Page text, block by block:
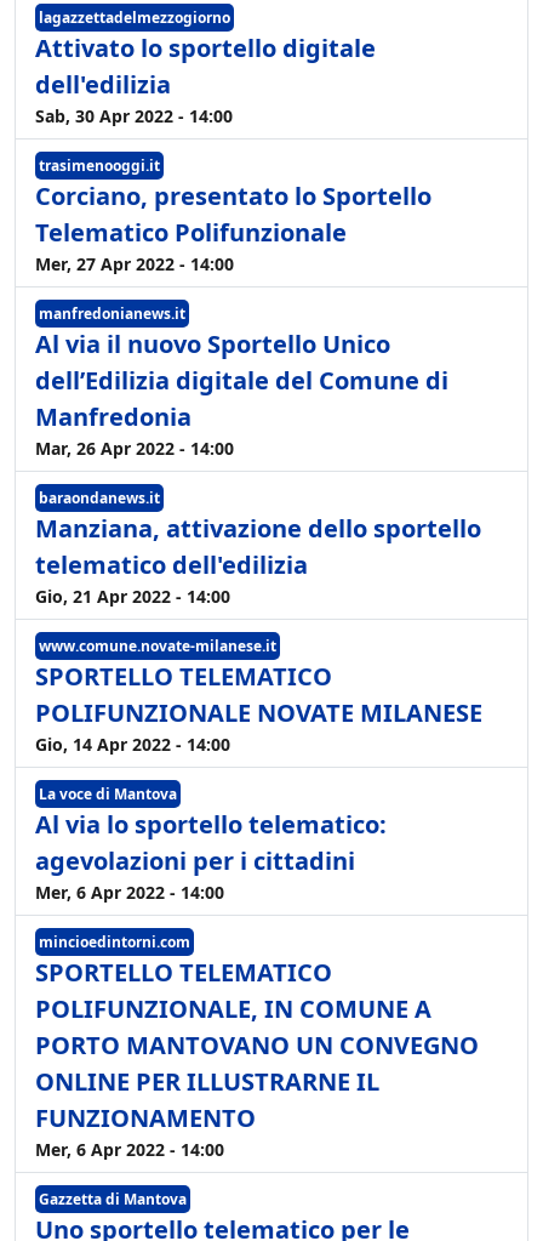
lagazzettadelmezzogiorno
Attivato lo sportello digitale
dell'edilizia
Sab, 30 Apr 2022 - 14:00
trasimenooggi.it
Corciano, presentato lo Sportello
Telematico Polifunzionale
Mer, 27 Apr 2022 - 14:00
manfredonianews.it
Al via il nuovo Sportello Unico
dell’Edilizia digitale del Comune di
Manfredonia
Mar, 26 Apr 2022 - 14:00
baraondanews.it
Manziana, attivazione dello sportello
telematico dell'edilizia
Gio, 21 Apr 2022 - 14:00
www.comune.novate-milanese.it
SPORTELLO TELEMATICO
POLIFUNZIONALE NOVATE MILANESE
Gio, 14 Apr 2022 - 14:00
La voce di Mantova
Al via lo sportello telematico:
agevolazioni per i cittadini
Mer, 6 Apr 2022 - 14:00
mincioedintorni.com
SPORTELLO TELEMATICO
POLIFUNZIONALE, IN COMUNE A
PORTO MANTOVANO UN CONVEGNO
ONLINE PER ILLUSTRARNE IL
FUNZIONAMENTO
Mer, 6 Apr 2022 - 14:00
Gazzetta di Mantova
Uno sportello telematico per le